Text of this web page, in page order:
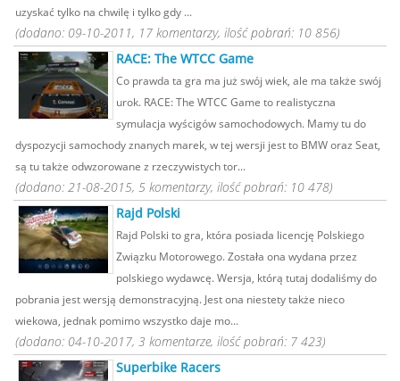
uzyskać tylko na chwilę i tylko gdy ...
(dodano: 09-10-2011, 17 komentarzy, ilość pobrań: 10 856)
RACE: The WTCC Game
Co prawda ta gra ma już swój wiek, ale ma także swój
urok. RACE: The WTCC Game to realistyczna
symulacja wyścigów samochodowych. Mamy tu do
dyspozycji samochody znanych marek, w tej wersji jest to BMW oraz Seat,
są tu także odwzorowane z rzeczywistych tor...
(dodano: 21-08-2015, 5 komentarzy, ilość pobrań: 10 478)
Rajd Polski
Rajd Polski to gra, która posiada licencję Polskiego
Związku Motorowego. Została ona wydana przez
polskiego wydawcę. Wersja, którą tutaj dodaliśmy do
pobrania jest wersją demonstracyjną. Jest ona niestety także nieco
wiekowa, jednak pomimo wszystko daje mo...
(dodano: 04-10-2017, 3 komentarze, ilość pobrań: 7 423)
Superbike Racers